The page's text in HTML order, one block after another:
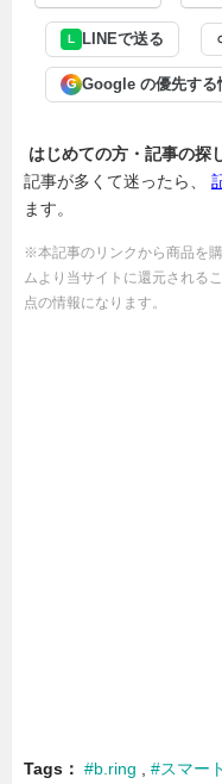
L LINEで送る
G Google の優先する
はじめての方・記事の探
記事が多くて迷ったら、
ます。
※本記事のリンクから商品を
ムより当サイトに還元される
点の情報になります。
Tags #b.ring #スマー